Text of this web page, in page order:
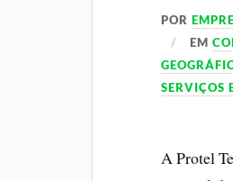
POR
EM
SERVIÇOS
A Protel